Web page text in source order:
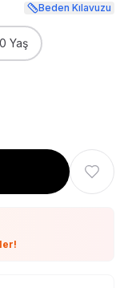
Beden Kılavuzu
Yaş